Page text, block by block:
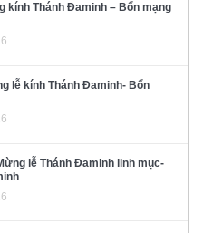
kính Thánh Đaminh – Bổn mạng
lễ kính Thánh Đaminh- Bổn
lễ Thánh Đaminh linh mục-